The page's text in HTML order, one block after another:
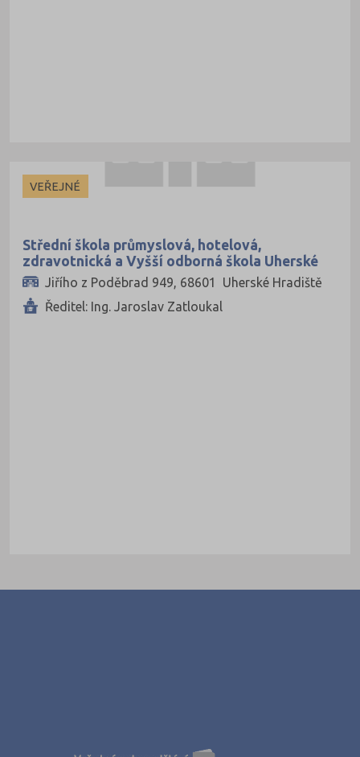
VEŘEJNÉ
Střední škola průmyslová, hotelová,
zdravotnická a Vyšší odborná škola Uherské
Hradiště
Jiřího z Poděbrad 949, 68601 Uherské Hradiště
Ředitel: Ing. Jaroslav Zatloukal